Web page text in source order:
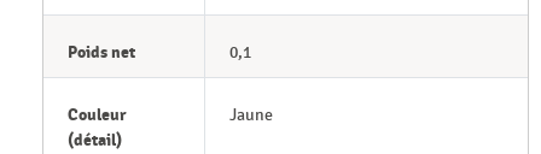
Poids net 0,1
Couleur
(détail)
Jaune